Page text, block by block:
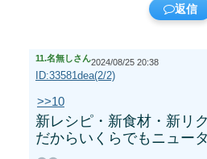
返信
11.名無しさん2024/08/25 20:38
ID:33581dea(2/2)
>>10
新レシピ・新食材・新リ
だからいくらでもニュー